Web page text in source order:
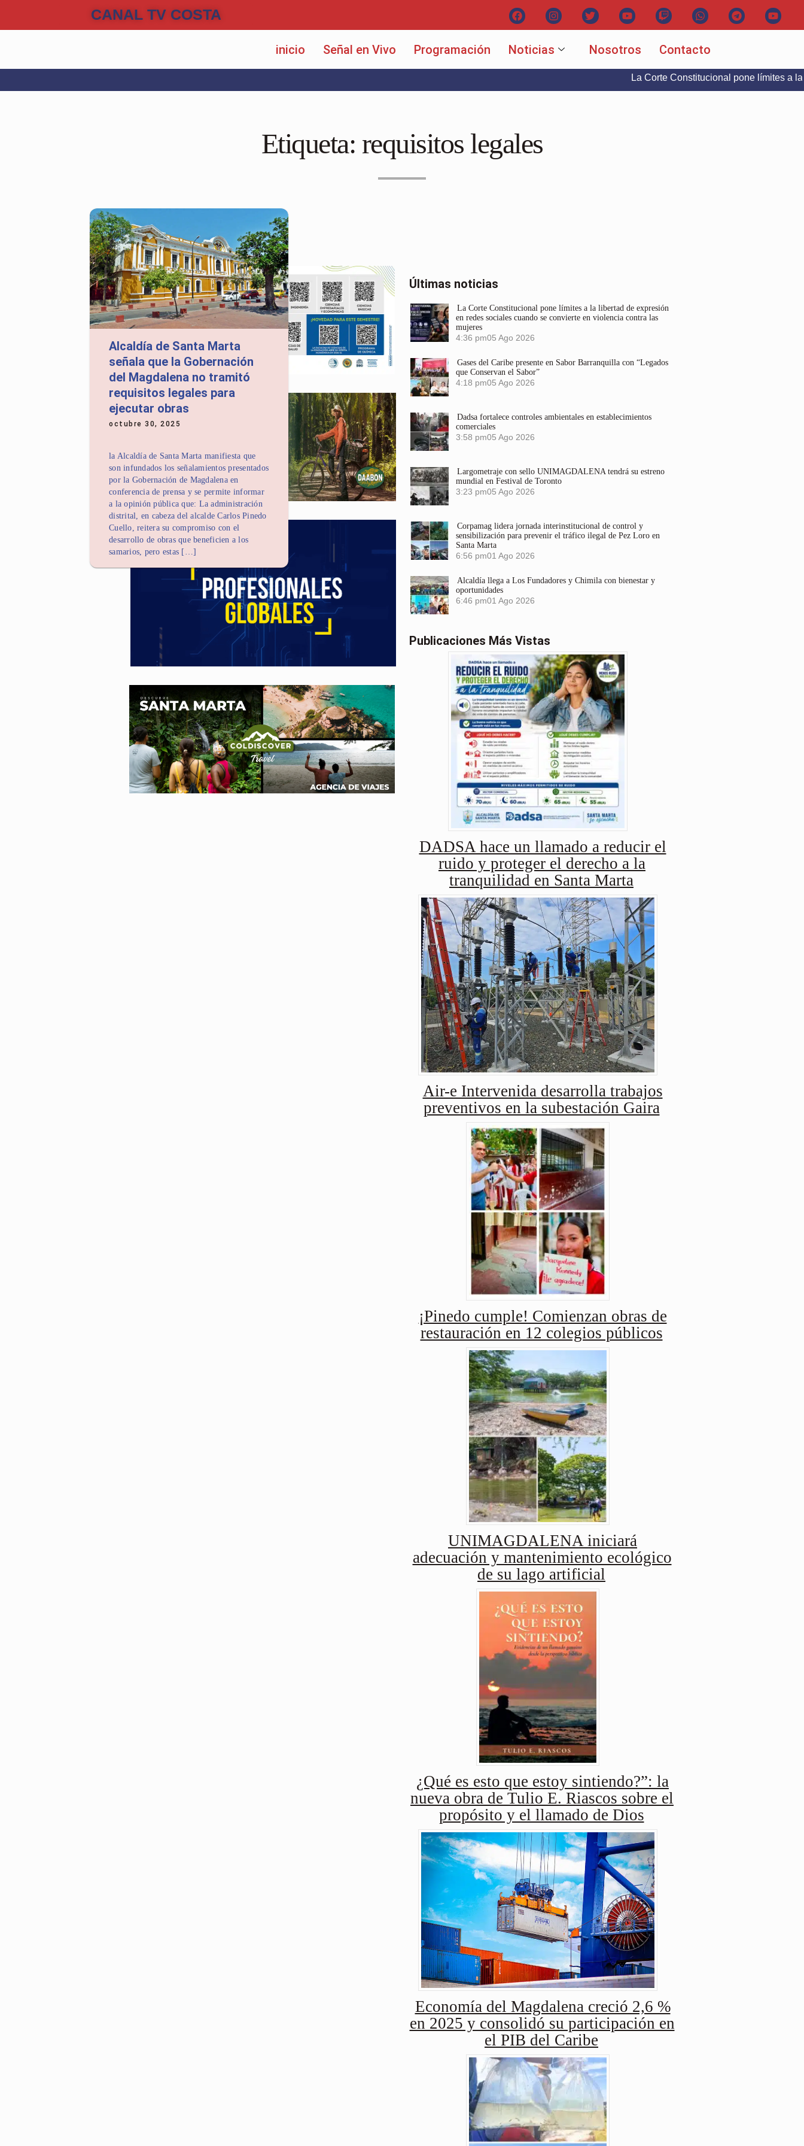
CANAL TV COSTA
inicio Señal en Vivo Programación Noticias Nosotros Contacto
La Corte Constitucional pone límites a la libertad
Etiqueta: requisitos legales
Alcaldía de Santa Marta
señala que la Gobernación
del Magdalena no tramitó
requisitos legales para
ejecutar obras
octubre 30, 2025
la Alcaldía de Santa Marta manifiesta que
son infundados los señalamientos presentados
por la Gobernación de Magdalena en
conferencia de prensa y se permite informar
a la opinión pública que: La administración
distrital, en cabeza del alcalde Carlos Pinedo
Cuello, reitera su compromiso con el
desarrollo de obras que beneficien a los
samarios, pero estas […]
Últimas noticias
La Corte Constitucional pone límites a la libertad de expresión
en redes sociales cuando se convierte en violencia contra las
mujeres
4:36 pm05 Ago 2026
Gases del Caribe presente en Sabor Barranquilla con “Legados
que Conservan el Sabor”
4:18 pm05 Ago 2026
Dadsa fortalece controles ambientales en establecimientos
comerciales
3:58 pm05 Ago 2026
Largometraje con sello UNIMAGDALENA tendrá su estreno
mundial en Festival de Toronto
3:23 pm05 Ago 2026
Corpamag lidera jornada interinstitucional de control y
sensibilización para prevenir el tráfico ilegal de Pez Loro en
Santa Marta
6:56 pm01 Ago 2026
Alcaldía llega a Los Fundadores y Chimila con bienestar y
oportunidades
6:46 pm01 Ago 2026
Publicaciones Más Vistas
DADSA hace un llamado a reducir el
ruido y proteger el derecho a la
tranquilidad en Santa Marta
Air-e Intervenida desarrolla trabajos
preventivos en la subestación Gaira
¡Pinedo cumple! Comienzan obras de
restauración en 12 colegios públicos
UNIMAGDALENA iniciará
adecuación y mantenimiento ecológico
de su lago artificial
¿Qué es esto que estoy sintiendo?”: la
nueva obra de Tulio E. Riascos sobre el
propósito y el llamado de Dios
Economía del Magdalena creció 2,6 %
en 2025 y consolidó su participación en
el PIB del Caribe